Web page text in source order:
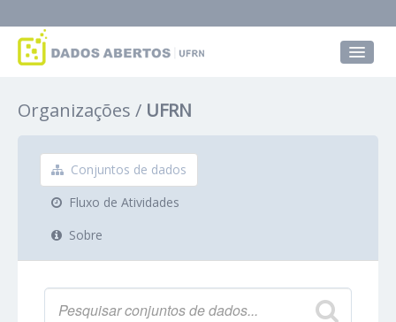
Grupos
Sobre
Organizações UFRN
Conjuntos de dados
Fluxo de Atividades
Sobre